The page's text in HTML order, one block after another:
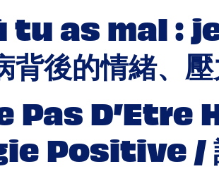
tu as mal :
背後的情緒、
Pas
Positive / 記